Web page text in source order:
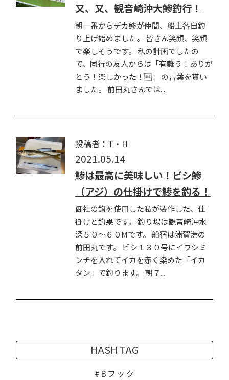
又、又、観音崎沖大鯵釣行！
朝一番からデカ鯵が仲間、船上各自釣
り上げ始めました。 皆さん笑顔、笑顔
で楽しそうです。 私の計画でしたの
で、同行の友人からは「有難う！ありが
とう！楽しかった！」 の言葉を貰い
ました。 前田丸さんでは...
投稿者：T・H
2021.05.14
鯵は最高に美味しい！ビシ鯵
（アジ）の仕掛けで鯵を釣る！
御社の鈎を使用した私が製作した、仕
掛けと釣果です。 釣り場は観音崎沖水
深５０〜６０Mです。 船宿は浦賀港の
前田丸です。 ビシ１３０号にイワシミ
ンチを入れてイカを赤く染めた「イカ
タン」で釣ります。 朝７...
HASH TAG
Bフック